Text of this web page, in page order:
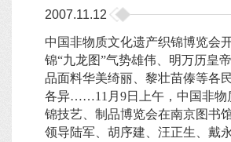
2007.11.12
中国非物质文化遗产织锦博览
锦“九龙图”气势雄伟、明万历皇
品面料华美绮丽、黎壮苗傣等各
各异……11月9日上午，中国非物
锦技艺、制品博览会在南京图书
领导陆军、胡序建、汪正生、戴